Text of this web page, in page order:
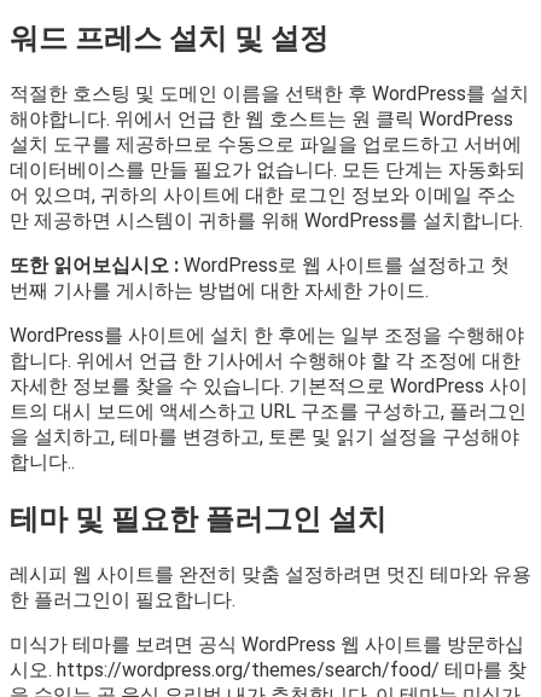
워드 프레스 설치 및 설정
적절한 호스팅 및 도메인 이름을 선택한 후 WordPress를 설치
해야합니다. 위에서 언급 한 웹 호스트는 원 클릭 WordPress
설치 도구를 제공하므로 수동으로 파일을 업로드하고 서버에
데이터베이스를 만들 필요가 없습니다. 모든 단계는 자동화되
어 있으며, 귀하의 사이트에 대한 로그인 정보와 이메일 주소
만 제공하면 시스템이 귀하를 위해 WordPress를 설치합니다.
또한 읽어보십시오 : WordPress로 웹 사이트를 설정하고 첫
번째 기사를 게시하는 방법에 대한 자세한 가이드.
WordPress를 사이트에 설치 한 후에는 일부 조정을 수행해야
합니다. 위에서 언급 한 기사에서 수행해야 할 각 조정에 대한
자세한 정보를 찾을 수 있습니다. 기본적으로 WordPress 사이
트의 대시 보드에 액세스하고 URL 구조를 구성하고, 플러그인
을 설치하고, 테마를 변경하고, 토론 및 읽기 설정을 구성해야
합니다..
테마 및 필요한 플러그인 설치
레시피 웹 사이트를 완전히 맞춤 설정하려면 멋진 테마와 유용
한 플러그인이 필요합니다.
미식가 테마를 보려면 공식 WordPress 웹 사이트를 방문하십
시오. https://wordpress.org/themes/search/food/ 테마를 찾